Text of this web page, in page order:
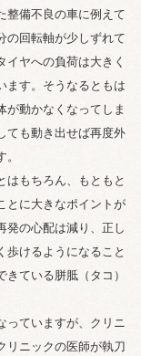
整備不良の車に例えて
の回転軸が少しずれて
イヤへの負荷は大きく
ます。そうなるともは
が動かなくなってしま
ても動き出せば再度外
はもちろん、もともと
とに大きなポイントが
発の心配は減り、正し
歩けるようになること
ている胼胝（タコ）
っていますが、クリニ
リニックの医師が執刀